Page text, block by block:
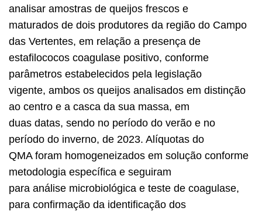
analisar amostras de queijos frescos e
maturados de dois produtores da região do Campo
das Vertentes, em relação a presença de
estafilococos coagulase positivo, conforme
parâmetros estabelecidos pela legislação
vigente, ambos os queijos analisados em distinção
ao centro e a casca da sua massa, em
duas datas, sendo no período do verão e no
período do inverno, de 2023. Alíquotas do
QMA foram homogeneizados em solução conforme
metodologia específica e seguiram
para análise microbiológica e teste de coagulase,
para confirmação da identificação dos